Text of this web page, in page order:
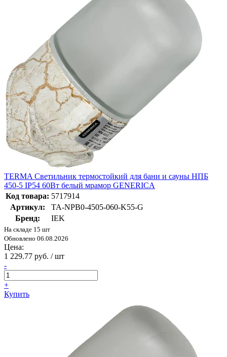
TERMA Светильник термостойкий для бани и сауны НПБ
450-5 IP54 60Вт белый мрамор GENERICA
Код товара: 5717914
Артикул:
TA-NPB0-4505-060-K55-G
Бренд:
IEK
На складе 15 шт
Обновлено 06.08.2026
Цена:
1 229.77 руб. / шт
-
+
Купить